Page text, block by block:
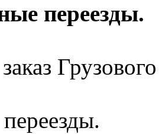
переезды.